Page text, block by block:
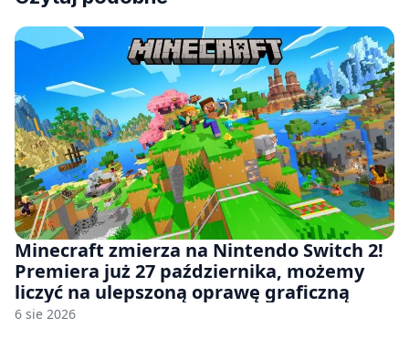
Minecraft zmierza na Nintendo Switch 2!
Premiera już 27 października, możemy
liczyć na ulepszoną oprawę graficzną
6 sie 2026